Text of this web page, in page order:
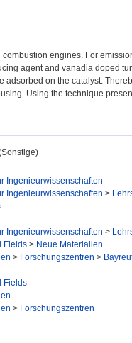
engines. For
agent and vanadia doped
on the catalyst.
Using the technique
Ingenieurwissenschaften
Ingenieurwissenschaften >
Ingenieurwissenschaften >
Fields > Neue Materialien
> Forschungszentren >
Fields
> Forschungszentren